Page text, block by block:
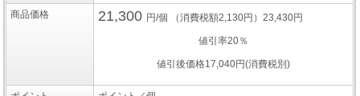
商品価格 21,300 円/個 （消費税額2,130円）23,430円
値引率20％
値引後価格17,040円(消費税別)